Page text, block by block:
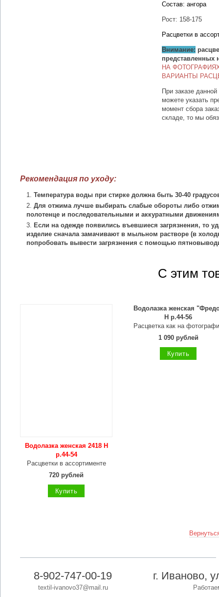
Состав: ангора
Рост: 158-175
Расцветки в
Внимание:
представленных
НА
ВАРИАНТЫ
При заказе
можете указать
момент сбора
складе, то мы
Рекомендация по уходу:
Температура воды при стирке должна быть 30-40
Для отжима лучше выбирать слабые обороты либо
полотенце и последовательными и аккуратными
Если на одежде появились въевшиеся загрязнения, то
изделие сначала замачивают в мыльном растворе (в
попробовать вывести загрязнения с помощью
С этим
Водолазка женская 2418 Н
р.44-54
Расцветки в ассортименте
720 рублей
Купить
Водолазка женская
Н р.44-56
Расцветка как на
1 090 рублей
Купить
8-902-747-00-19
textil-ivanovo37@mail.ru
г. Иваново,